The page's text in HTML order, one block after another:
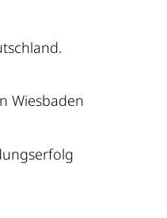
Wiesbaden